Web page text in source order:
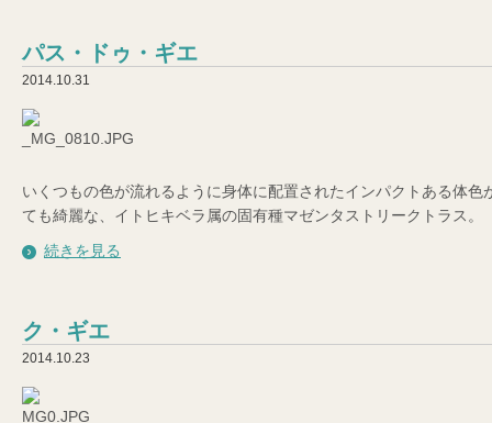
パス・ドゥ・ギエ
2014.10.31
いくつもの色が流れるように身体に配置されたインパクトある体色
ても綺麗な、イトヒキベラ属の固有種マゼンタストリークトラス。
続きを見る
ク・ギエ
2014.10.23